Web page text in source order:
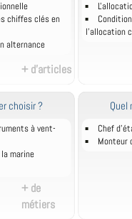
chiffes clés en
alternance
+ d'articles
l'allocation
choisir ?
à vent-
marine
+ de
métiers
Quel
Chef
Monteur